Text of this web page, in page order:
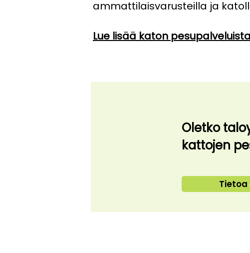
ammattilaisvarusteilla ja
Lue lisää katon
Oletko
kattojen